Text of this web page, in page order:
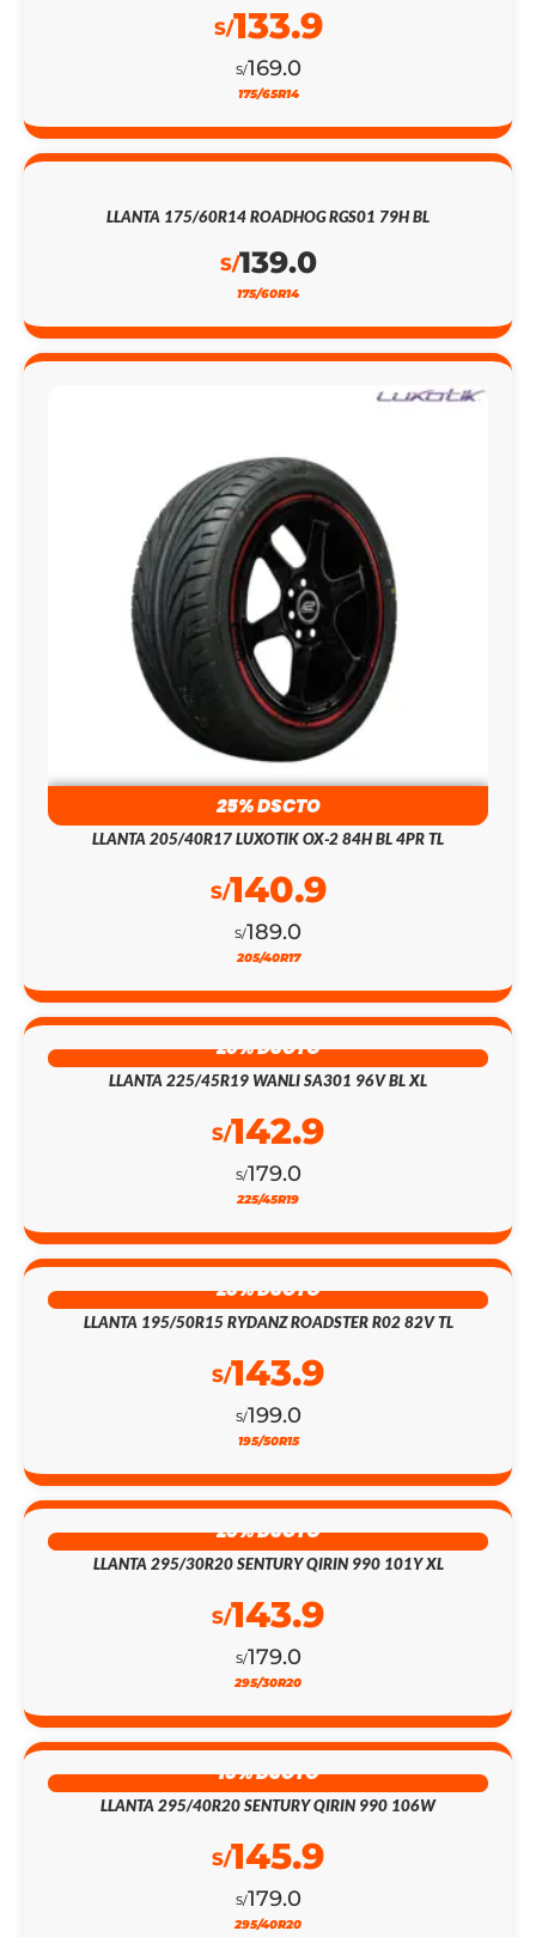
S/169.0
S/133.9
175/65R14
LLANTA 175/60R14 ROADHOG RGS01 79H BL
S/139.0
175/60R14
25% DSCTO
LLANTA 205/40R17 LUXOTIK OX-2 84H BL 4PR TL
S/189.0
S/140.9
205/40R17
20% DSCTO
LLANTA 225/45R19 WANLI SA301 96V BL XL
S/179.0
S/142.9
225/45R19
28% DSCTO
LLANTA 195/50R15 RYDANZ ROADSTER R02 82V TL
S/199.0
S/143.9
195/50R15
20% DSCTO
LLANTA 295/30R20 SENTURY QIRIN 990 101Y XL
S/179.0
S/143.9
295/30R20
18% DSCTO
LLANTA 295/40R20 SENTURY QIRIN 990 106W
S/179.0
S/145.9
295/40R20